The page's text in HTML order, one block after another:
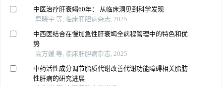
中医治疗肝衰竭60年： 从临床洞见到科学发现
扈晓宇 等, 临床肝胆病杂志, 2025
中西医结合在慢加急性肝衰竭全病程管理中的特色和优
势
高方媛 等, 临床肝胆病杂志, 2025
中药活性成分调节脂质代谢改善代谢功能障碍相关脂肪
性肝病的研究进展